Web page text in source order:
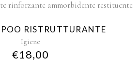
RISTRUTTURANTE
Igiene
€18,00